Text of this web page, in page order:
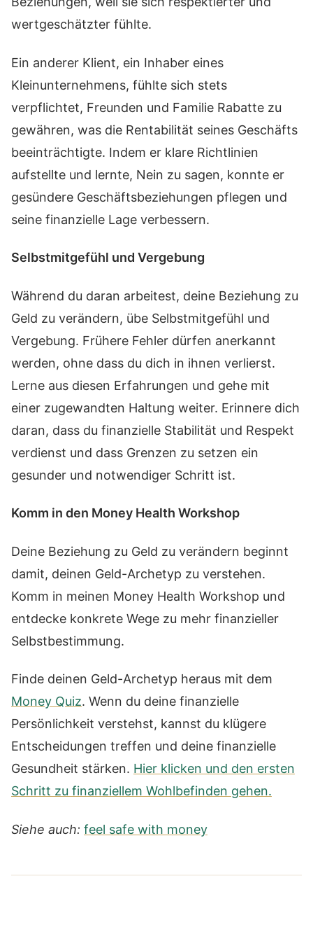
wertgeschätzter fühlte.
Ein anderer Klient, ein Inhaber eines
Kleinunternehmens, fühlte sich stets
verpflichtet, Freunden und Familie Rabatte zu
gewähren, was die Rentabilität seines Geschäfts
beeinträchtigte. Indem er klare Richtlinien
aufstellte und lernte, Nein zu sagen, konnte er
gesündere Geschäftsbeziehungen pflegen und
seine finanzielle Lage verbessern.
Selbstmitgefühl und Vergebung
Während du daran arbeitest, deine Beziehung zu
Geld zu verändern, übe Selbstmitgefühl und
Vergebung. Frühere Fehler dürfen anerkannt
werden, ohne dass du dich in ihnen verlierst.
Lerne aus diesen Erfahrungen und gehe mit
einer zugewandten Haltung weiter. Erinnere dich
daran, dass du finanzielle Stabilität und Respekt
verdienst und dass Grenzen zu setzen ein
gesunder und notwendiger Schritt ist.
Komm in den Money Health Workshop
Deine Beziehung zu Geld zu verändern beginnt
damit, deinen Geld-Archetyp zu verstehen.
Komm in meinen Money Health Workshop und
entdecke konkrete Wege zu mehr finanzieller
Selbstbestimmung.
Finde deinen Geld-Archetyp heraus mit dem
Money Quiz. Wenn du deine finanzielle
Persönlichkeit verstehst, kannst du klügere
Entscheidungen treffen und deine finanzielle
Gesundheit stärken. Hier klicken und den ersten
Schritt zu finanziellem Wohlbefinden gehen.
Siehe auch: feel safe with money